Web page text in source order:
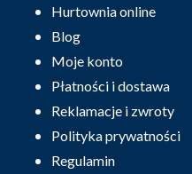
Hurtownia online
Blog
Moje konto
Płatności i dostawa
Reklamacje i zwroty
Polityka prywatności
Regulamin